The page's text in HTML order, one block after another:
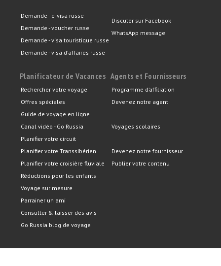
Demande - e-visa russe
Demande - voucher russe
Demande - visa touristique russe
Demande - visa d'affaires russe
Discuter sur Facebook
WhatsApp message
Planificateur de Vacances
Rechercher votre voyage
Offres spéciales
Guide de voyage en ligne
Canal vidéo - Go Russia
Planifier votre circuit
Planifier votre Transsibérien
Planifier votre croisière fluviale
Réductions pour les enfants
Voyage sur mesure
Parrainer un ami
Consulter & laisser des avis
Go Russia blog de voyage
Agents et Fournisseurs
Programme d’affiliation
Devenez notre agent
Voyages scolaires
Devenez notre fournisseur
Publier votre contenu